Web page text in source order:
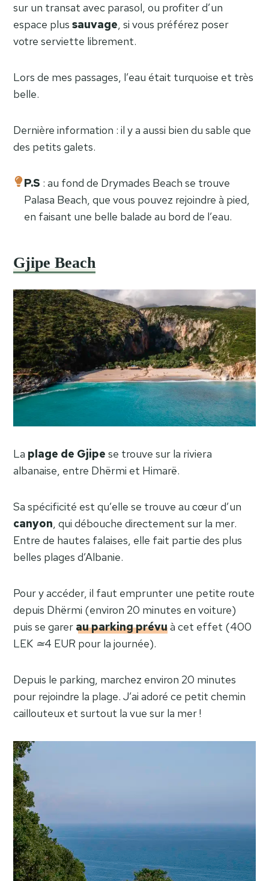
sur un transat avec parasol, ou profiter d’un
espace plus sauvage, si vous préférez poser
votre serviette librement.
Lors de mes passages, l’eau était turquoise et très
belle.
Dernière information : il y a aussi bien du sable que
des petits galets.
P.S : au fond de Drymades Beach se trouve
Palasa Beach, que vous pouvez rejoindre à pied,
en faisant une belle balade au bord de l’eau.
Gjipe Beach
La plage de Gjipe se trouve sur la riviera
albanaise, entre Dhërmi et Himarë.
Sa spécificité est qu’elle se trouve au cœur d’un
canyon , qui débouche directement sur la mer.
Entre de hautes falaises, elle fait partie des plus
belles plages d’Albanie.
Pour y accéder, il faut emprunter une petite route
depuis Dhërmi (environ 20 minutes en voiture)
puis se garer au parking prévuà cet effet (400
LEK ≃4 EUR pour la journée).
Depuis le parking, marchez environ 20 minutes
pour rejoindre la plage. J’ai adoré ce petit chemin
caillouteux et surtout la vue sur la mer !